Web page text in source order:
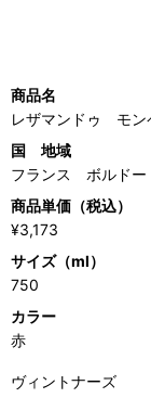
商品名
レザマンドゥ モ
国 地域
フランス ボルドー
商品単価（税込）
¥3,173
サイズ（ml）
750
カラー
赤
ヴィントナーズ